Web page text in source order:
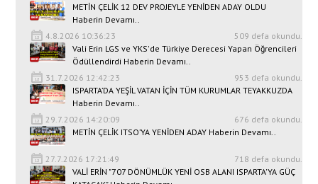
METİN ÇELİK 12 DEV PROJEYLE YENİDEN ADAY OLDU
Haberin Devamı..
4.8.2026 10:36:23
509 defa okundu.
Vali Erin LGS ve YKS'de Türkiye Derecesi Yapan Öğrencileri
Ödüllendirdi Haberin Devamı..
31.7.2026 12:42:23
953 defa okundu.
ISPARTA’DA YEŞİL VATAN İÇİN TÜM KURUMLAR TEYAKKUZDA
Haberin Devamı..
29.7.2026 14:20:09
676 defa okundu.
METİN ÇELİK ITSO’YA YENİDEN ADAY Haberin Devamı..
27.7.2026 17:21:49
718 defa okundu.
VALİ ERİN "707 DÖNÜMLÜK YENİ OSB ALANI ISPARTA'YA GÜÇ